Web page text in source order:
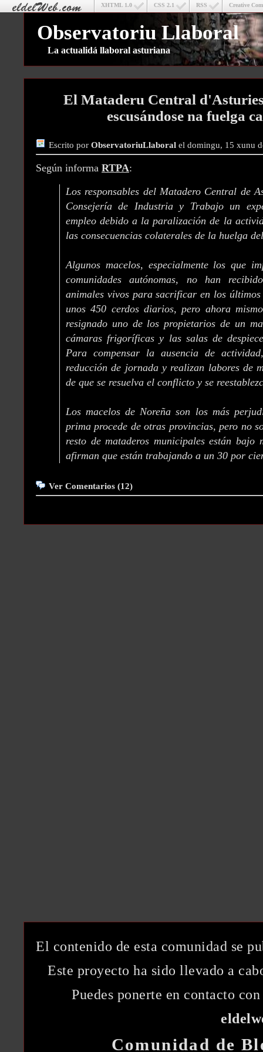
Creative
RSS
CSS 2.1
XHTML 1.0
Observatoriu Llaboral
La actualidá llaboral asturiana
El Mataderu Central
escusándose na fuelga
Escrito por ObservatoriuLlaboral el domingu, 15 xunu
Según informa RTPA:
Los responsables del Matadero Central de
Consejería de Industria y Trabajo un
empleo debido a la paralización de la
las consecuencias colaterales de la huelga
Algunos macelos, especialmente los que
comunidades autónomas, no han
animales vivos para sacrificar en los
unos 450 cerdos diarios, pero ahora
resignado uno de los propietarios de un
cámaras frigoríficas y las salas de
Para compensar la ausencia de
reducción de jornada y realizan labores de
de que se resuelva el conflicto y se
Los macelos de Noreña son los más
prima procede de otras provincias, pero no
resto de mataderos municipales están bajo
afirman que están trabajando a un 30 por
Ver Comentarios (12)
El contenido de esta comunidad se
Este proyecto ha sido llevado a
Puedes ponerte en contacto
Comunidad de